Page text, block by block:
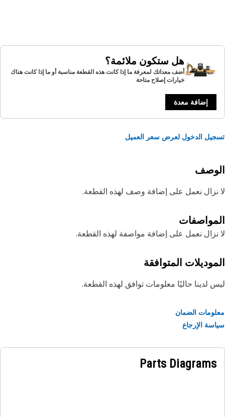
هل ستكون ملائمة؟
أضف معداتك لمعرفة ما إذا كانت هذه القطعة مناسبة أو ما إذا كانت هناك
خيارات إصلاح متاحة
إضافة معدة
الدخول لعرض سعر العميل
نزال نعمل على إضافة وصف لهذه القطعة.
نعمل على إضافة مواصفة لهذه القطعة.
المتوافقة
لدينا حاليًا معلومات توافق لهذه القطعة.
الضمان
الإرجاع
Parts Diagrams